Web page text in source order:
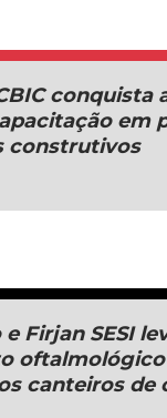
conquista
em
construtivos
Firjan SESI
oftalmológico
canteiros de